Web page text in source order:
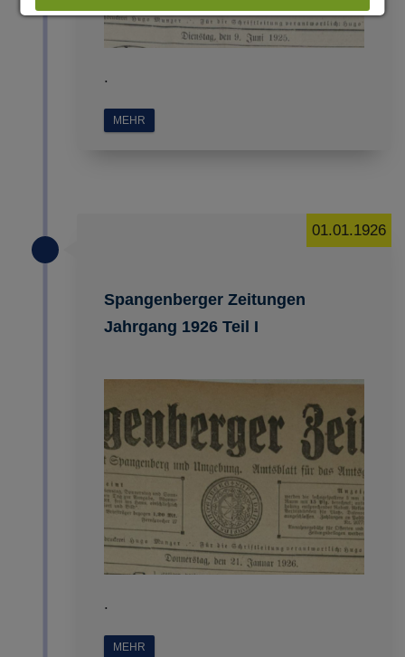
.
MEHR
Spangenberger Zeitungen
Jahrgang 1926 Teil I
01.01.1926
.
MEHR
ABLEHNEN
Details anzeigen